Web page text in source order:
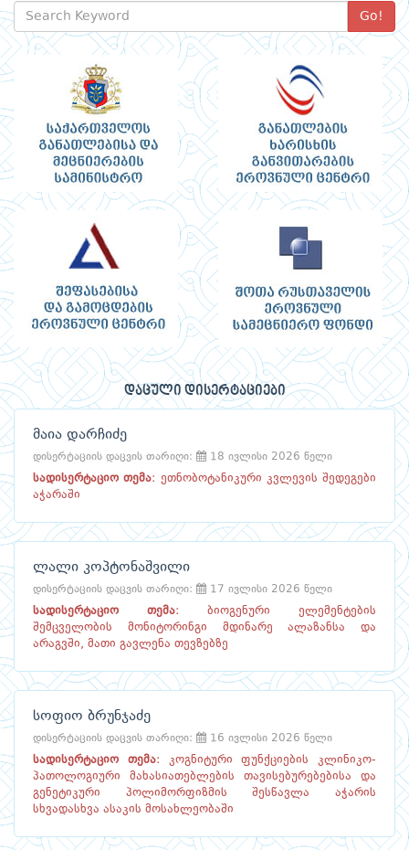
Go!
დაცული დისერტაციები
მაია დარჩიძე
დისერტაციის დაცვის თარიღი: 18 ივლისი 2026 წელი
სადისერტაციო თემა: ეთნობოტანიკური კვლევის შედეგები
აჭარაში
ლალი კოპტონაშვილი
დისერტაციის დაცვის თარიღი: 17 ივლისი 2026 წელი
სადისერტაციო თემა: ბიოგენური ელემენტების
შემცველობის მონიტორინგი მდინარე ალაზანსა და
არაგვში, მათი გავლენა თევზებზე
სოფიო ბრუნჯაძე
დისერტაციის დაცვის თარიღი: 16 ივლისი 2026 წელი
სადისერტაციო თემა: კოგნიტური ფუნქციების კლინიკო-
პათოლოგიური მახასიათებლების თავისებურებებისა და
გენეტიკური პოლიმორფიზმის შესწავლა აჭარის
სხვადასხვა ასაკის მოსახლეობაში